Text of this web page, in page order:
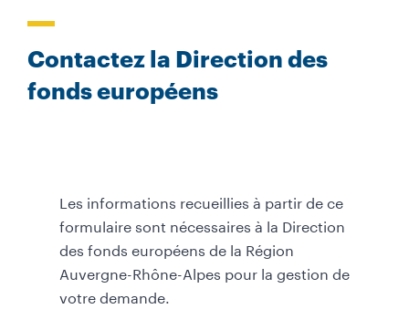
Contactez la Direction des
fonds européens
Les informations recueillies à partir de ce
formulaire sont nécessaires à la Direction
des fonds européens de la Région
Auvergne-Rhône-Alpes pour la gestion de
votre demande.